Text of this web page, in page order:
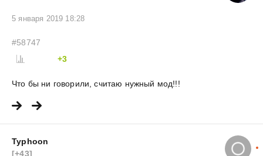
5 января 2019 18:28
#58747
+3
Что бы ни говорили, считаю нужный мод!!!
Typhoon
[+43]